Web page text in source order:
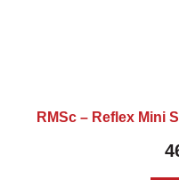
RMSc – Reflex Mini